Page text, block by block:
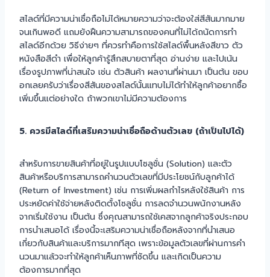
สไลด์ที่มีความน่าเชื่อถือไม่ได้หมายความว่าจะต้องใส่สีสันมากมาย
จนเกินพอดี แถมยังฝืนความสามารถของคนที่ไม่ได้ถนัดการทำ
สไลด์อีกด้วย วิธีง่ายๆ ที่ควรทำคือการใช้สไลด์พื้นหลังสีขาว ตัว
หนังสือสีดำ เพื่อให้ลูกค้ารู้สึกสบายตาที่สุด อ่านง่าย และไปเน้น
เรื่องรูปภาพที่น่าสนใจ เช่น ตัวสินค้า ผลงานที่ผ่านมา เป็นต้น ขอบ
อกเลยครับว่าเรื่องสีสันของสไลด์นั้นแทบไม่ได้ทำให้ลูกค้าอยากซื้อ
เพิ่มขึ้นแต่อย่างใด ถ้าพวกเขาไม่มีความต้องการ
5. ควรมีสไลด์ที่เสริมความน่าเชื่อถือด้านตัวเลข (ถ้าเป็นไปได้)
สำหรับการขายสินค้าที่อยู่ในรูปแบบโซลูชั่น (Solution) และตัว
สินค้าหรือบริการสามารถคำนวนตัวเลขที่มีประโยชน์กับลูกค้าได้
(Return of Investment) เช่น การเพิ่มผลกำไรหลังใช้สินค้า การ
ประหยัดค่าใช้จ่ายหลังติดตั้งโซลูชั่น การลดจำนวนพนักงานหลัง
จากเริ่มใช้งาน เป็นต้น ซึ่งคุณสามารถใช้เคสจากลูกค้าจริงประกอบ
การนำเสนอได้ เรื่องนี้จะเสริมความน่าเชื่อถือหลังจากที่นำเสนอ
เกี่ยวกับสินค้าและบริการมากทีสุด เพราะข้อมูลตัวเลขที่ผ่านการคำ
นวนมาแล้วจะทำให้ลูกค้าเห็นภาพที่ชัดขึ้น และเกิดเป็นความ
ต้องการมากที่สุด